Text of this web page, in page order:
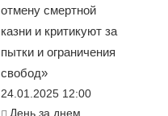
отмену смертной
казни и критикуют за
пытки и ограничения
свобод»
24.01.2025 12:00
День за днем